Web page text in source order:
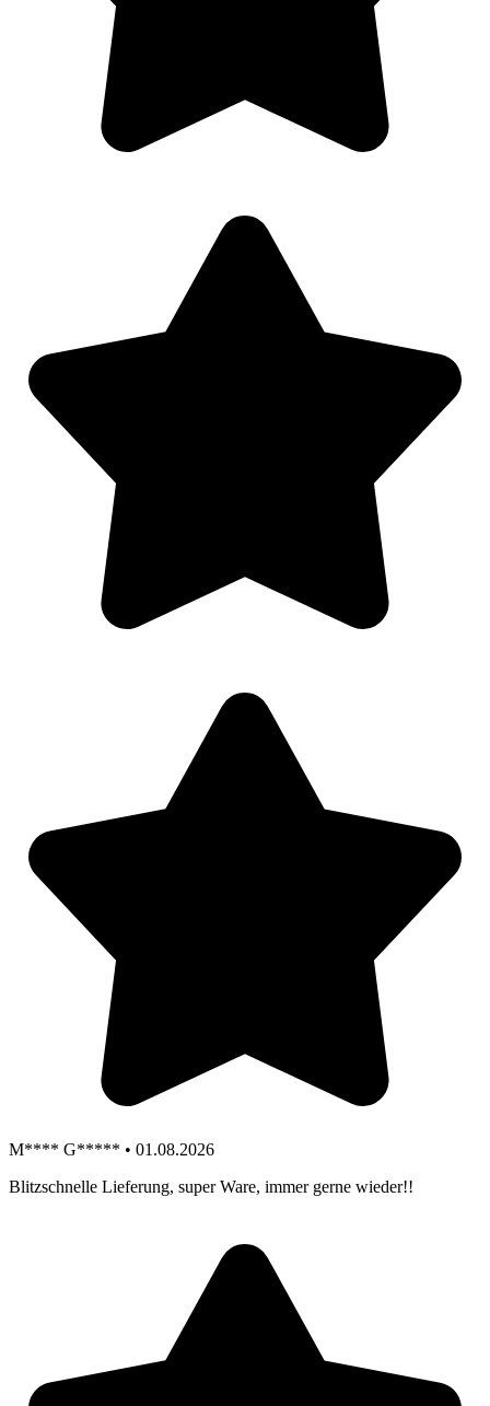
M**** G***** • 01.08.2026
Blitzschnelle Lieferung, super Ware, immer gerne wieder!!